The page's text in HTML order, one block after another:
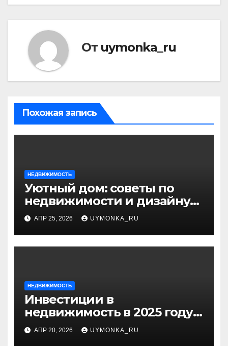
От uymonka_ru
Похожая запись
НЕДВИЖИМОСТЬ
Уютный дом: советы по
недвижимости и дизайну
интерьера
АПР 25, 2026 UYMONKA_RU
НЕДВИЖИМОСТЬ
Инвестиции в
недвижимость в 2025 году:
стоит ли вкладывать
деньги?
АПР 20, 2026 UYMONKA_RU